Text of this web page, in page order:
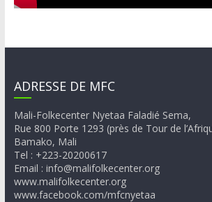
ADRESSE DE MFC
Mali-Folkecenter Nyetaa Faladié Sema,
Rue 800 Porte 1293 (près de Tour de
Bamako, Mali
Tel : +223-20200617
Email : info@malifolkecenter.org
www.malifolkecenter.org
www.facebook.com/mfcnyetaa